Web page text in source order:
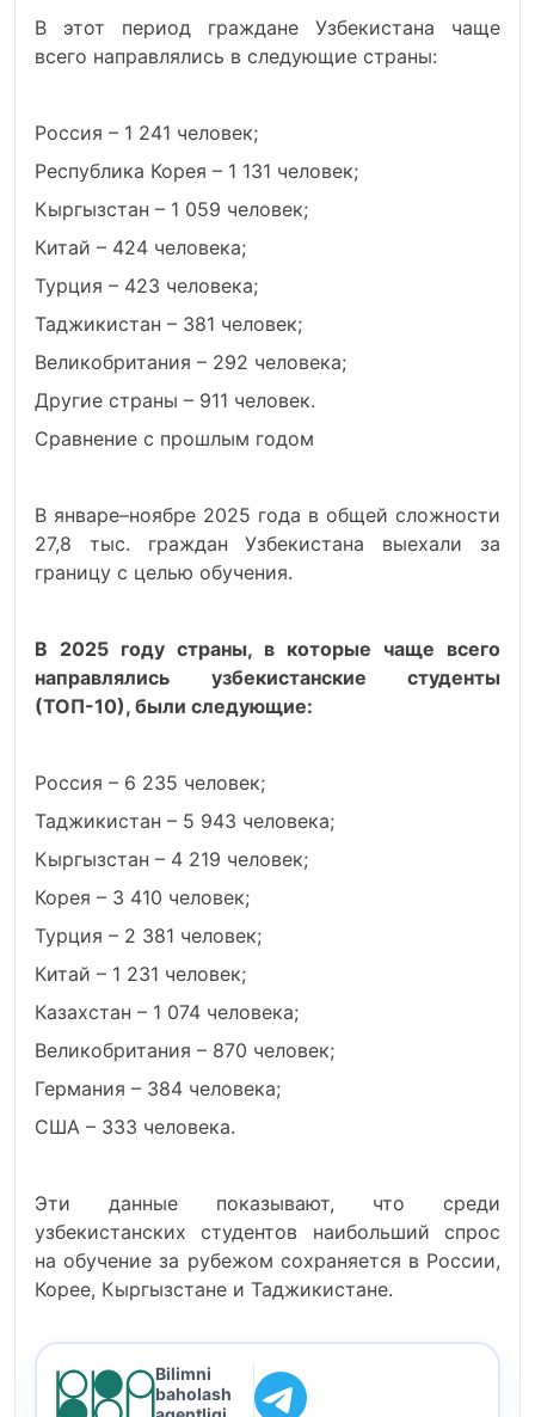
В этот период граждане Узбекистана чаще
всего направлялись в следующие страны:
Россия – 1 241 человек;
Республика Корея – 1 131 человек;
Кыргызстан – 1 059 человек;
Китай – 424 человека;
Турция – 423 человека;
Таджикистан – 381 человек;
Великобритания – 292 человека;
Другие страны – 911 человек.
Сравнение с прошлым годом
В январе–ноябре 2025 года в общей сложности
27,8 тыс. граждан Узбекистана выехали за
границу с целью обучения.
В 2025 году страны, в которые чаще всего
направлялись узбекистанские студенты
(ТОП-10), были следующие:
Россия – 6 235 человек;
Таджикистан – 5 943 человека;
Кыргызстан – 4 219 человек;
Корея – 3 410 человек;
Турция – 2 381 человек;
Китай – 1 231 человек;
Казахстан – 1 074 человека;
Великобритания – 870 человек;
Германия – 384 человека;
США – 333 человека.
Эти данные показывают, что среди
узбекистанских студентов наибольший спрос
на обучение за рубежом сохраняется в России,
Корее, Кыргызстане и Таджикистане.
Bilimni
baholash